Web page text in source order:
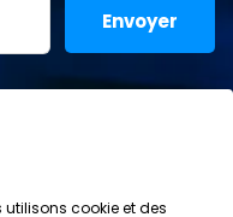
cookie et des